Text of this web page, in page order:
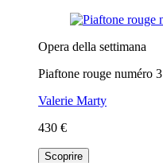
Opera della settimana
Piaftone rouge numéro 3
Valerie Marty
430 €
Scoprire